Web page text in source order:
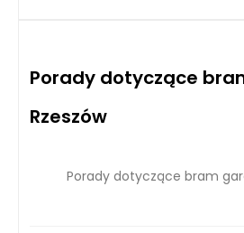
Porady dotyczące
Rzeszów
Porady dotyczące bram